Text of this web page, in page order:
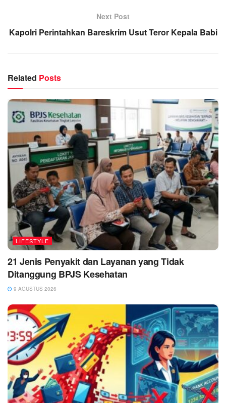
Next Post
Kapolri Perintahkan Bareskrim Usut Teror Kepala Babi
Related Posts
LIFESTYLE
21 Jenis Penyakit dan Layanan yang Tidak
Ditanggung BPJS Kesehatan
9 AGUSTUS 2026